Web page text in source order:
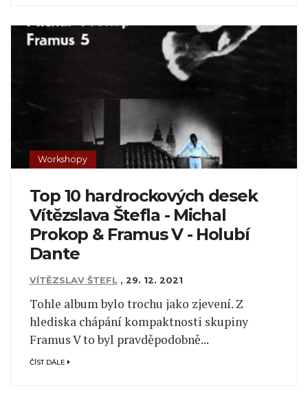
Workshopy
Top 10 hardrockových desek
Vítězslava Štefla - Michal
Prokop & Framus V - Holubí
Dante
VÍTĚZSLAV ŠTEFL , 29. 12. 2021
Tohle album bylo trochu jako zjevení. Z
hlediska chápání kompaktnosti skupiny
Framus V to byl pravděpodobně...
ČÍST DÁLE